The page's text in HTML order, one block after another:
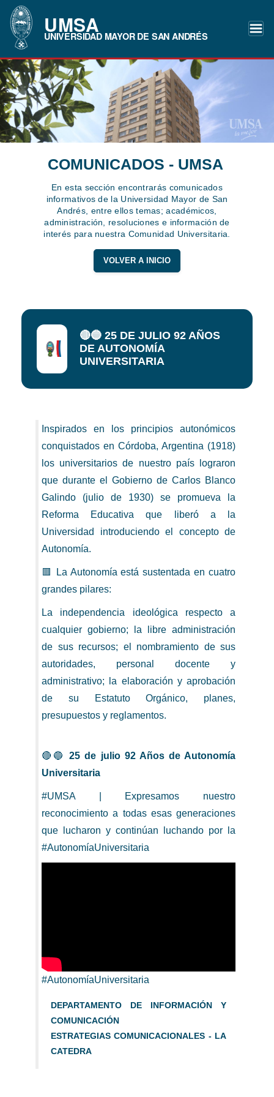
UMSA
UNIVERSIDAD MAYOR DE SAN ANDRÉS
COMUNICADOS - UMSA
En esta sección encontrarás comunicados
informativos de la Universidad Mayor de San
Andrés, entre ellos temas; académicos,
administración, resoluciones e información de
interés para nuestra Comunidad Universitaria.
VOLVER A INICIO
🔴🔵 25 DE JULIO 92 AÑOS
DE AUTONOMÍA
UNIVERSITARIA
Inspirados en los principios autonómicos
conquistados en Córdoba, Argentina (1918)
los universitarios de nuestro país lograron
que durante el Gobierno de Carlos Blanco
Galindo (julio de 1930) se promueva la
Reforma Educativa que liberó a la
Universidad introduciendo el concepto de
Autonomía.
🟥 La Autonomía está sustentada en cuatro
grandes pilares:
La independencia ideológica respecto a
cualquier gobierno; la libre administración
de sus recursos; el nombramiento de sus
autoridades, personal docente y
administrativo; la elaboración y aprobación
de su Estatuto Orgánico, planes,
presupuestos y reglamentos.
🔴🔵25 de julio 92 Años de Autonomía
Universitaria
#UMSA | Expresamos nuestro
reconocimiento a todas esas generaciones
que lucharon y continúan luchando por la
#AutonomíaUniversitaria
#AutonomíaUniversitaria
DEPARTAMENTO DE INFORMACIÓN Y
COMUNICACIÓN
ESTRATEGIAS COMUNICACIONALES - LA
CATEDRA